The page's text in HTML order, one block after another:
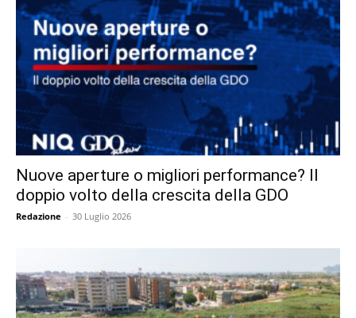
Nuove aperture o migliori performance? Il
doppio volto della crescita della GDO
Redazione - 30 Luglio 2026